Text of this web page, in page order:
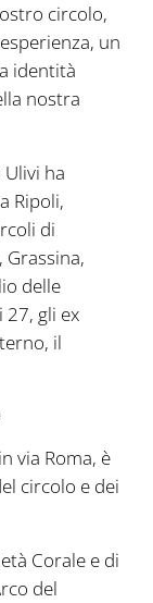
circolo,
un
identità
nostra
ha
Ripoli,
di
Grassina,
delle
27, gli ex
il
via Roma, è
circolo e dei
Corale e di
del